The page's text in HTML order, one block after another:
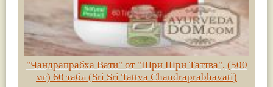
"Чандрапрабха Вати" от "Шри Шри Таттва", (500
мг) 60 табл (Sri Sri Tattva Chandraprabhavati)